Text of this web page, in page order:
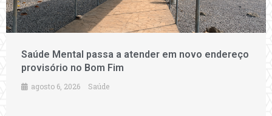
Saúde Mental passa a atender em novo endereço
provisório no Bom Fim
agosto 6, 2026 Saúde